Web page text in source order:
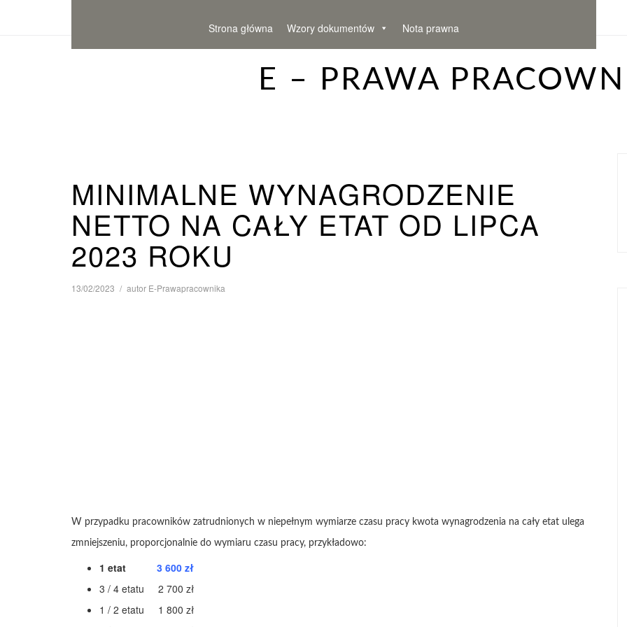
Strona główna Wzory dokumentów Nota prawna
E – PRAWA
MINIMALNE WYNAGRODZENIE
NETTO NA CAŁY ETAT OD LIPCA
2023 ROKU
13/02/2023 autor E-Prawapracownika
W przypadku pracowników zatrudnionych w niepełnym wymiarze czasu pracy kwota wynagrodzenia na cały etat ulega
zmniejszeniu, proporcjonalnie do wymiaru czasu pracy, przykładowo:
1 etat
3 600 zł
3 / 4 etatu 2 700 zł
1 / 2 etatu 1 800 zł